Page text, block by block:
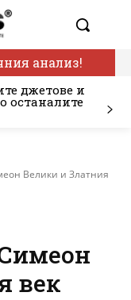
анализ!
джетове и
останалите
Велики и Златния
век